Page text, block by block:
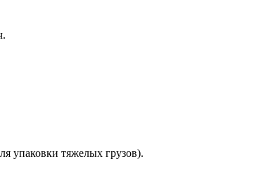
упаковки тяжелых грузов).